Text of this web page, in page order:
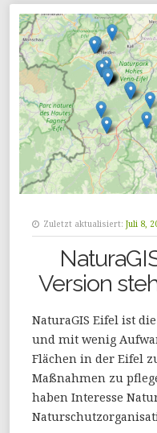
Zuletzt aktualisiert: Juli 8,
Version
NaturaGIS Eifel ist
und mit wenig
Flächen in der Eifel
Maßnahmen zu
haben Interesse